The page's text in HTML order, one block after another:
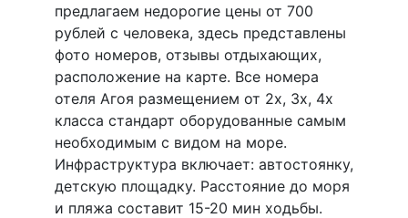
предлагаем недорогие цены от 700
рублей с человека, здесь представлены
фото номеров, отзывы отдыхающих,
расположение на карте. Все номера
отеля Агоя размещением от 2х, 3х, 4х
класса стандарт оборудованные самым
необходимым с видом на море.
Инфраструктура включает: автостоянку,
детскую площадку. Расстояние до моря
и пляжа составит 15-20 мин ходьбы.